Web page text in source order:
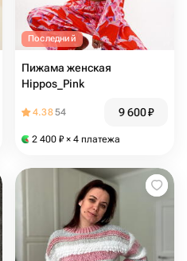
Последний
Пижама женская
Hippos_Pink
4.3854 9 600₽
2 400 ₽ × 4 платежа